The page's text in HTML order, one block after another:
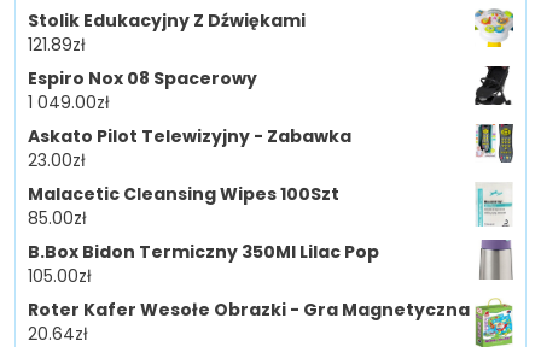
Stolik Edukacyjny Z Dźwiękami
121.89zł
Espiro Nox 08 Spacerowy
1 049.00zł
Askato Pilot Telewizyjny - Zabawka
23.00zł
Malacetic Cleansing Wipes 100Szt
85.00zł
B.Box Bidon Termiczny 350Ml Lilac Pop
105.00zł
Roter Kafer Wesołe Obrazki - Gra Magnetyczna
20.64zł